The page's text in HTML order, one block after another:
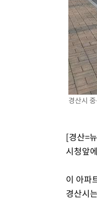
경산시
[경산=
시청앞
이 아파
경산시